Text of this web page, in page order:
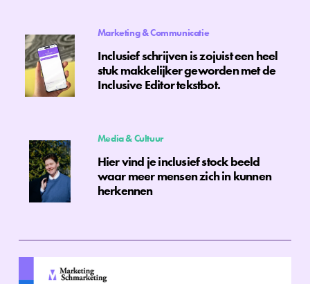
Marketing & Communicatie
Inclusief schrijven is zojuist een heel
stuk makkelijker geworden met de
Inclusive Editor tekstbot.
Media & Cultuur
Hier vind je inclusief stock beeld
waar meer mensen zich in kunnen
herkennen